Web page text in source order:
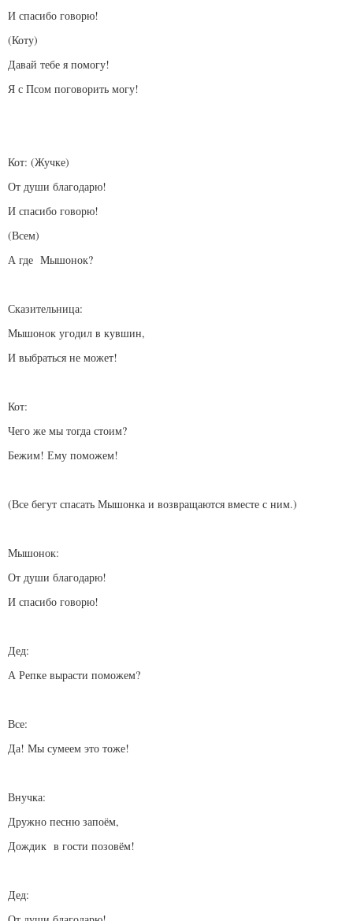
И спасибо говорю!
(Коту)
Давай тебе я помогу!
Я с Псом поговорить могу!
Кот: (Жучке)
От души благодарю!
И спасибо говорю!
(Всем)
А где Мышонок?
Сказительница:
Мышонок угодил в кувшин,
И выбраться не может!
Кот:
Чего же мы тогда стоим?
Бежим! Ему поможем!
(Все бегут спасать Мышонка и возвращаются вместе с ним.)
Мышонок:
От души благодарю!
И спасибо говорю!
Дед:
А Репке вырасти поможем?
Все:
Да! Мы сумеем это тоже!
Внучка:
Дружно песню запоём,
Дождик в гости позовём!
Дед: